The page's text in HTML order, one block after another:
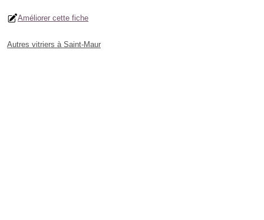
Améliorer cette fiche
Autres vitriers à Saint-Maur